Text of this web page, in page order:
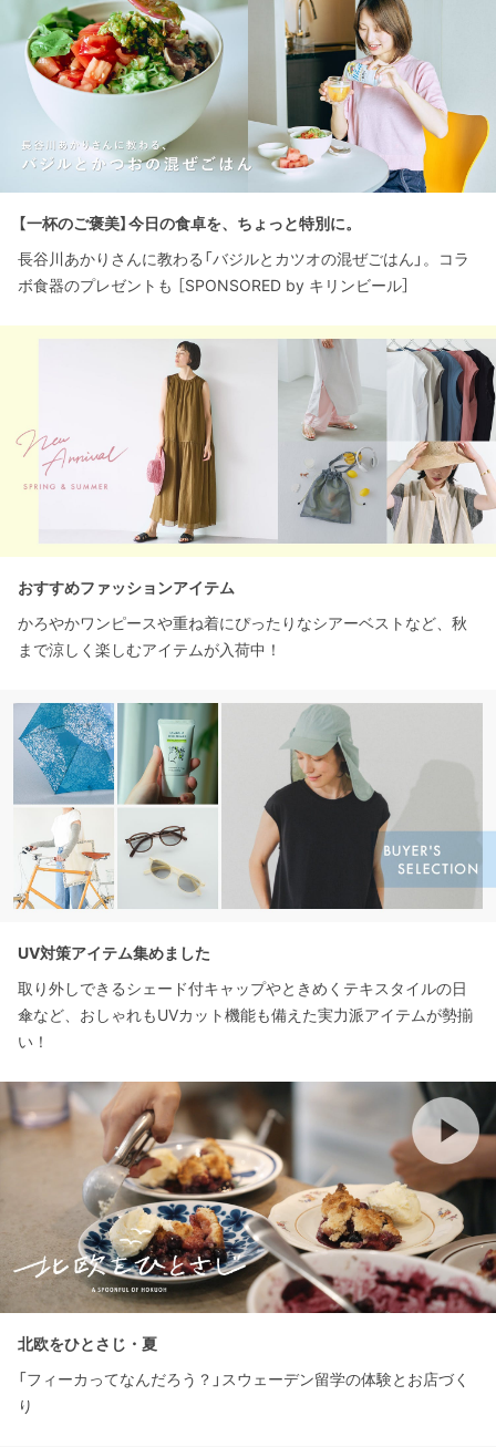
【一杯のご褒美】今日の食卓を、ちょっと特別に。
長谷川あかりさんに教わる「バジルとカツオの混ぜごはん」。コラ
ボ食器のプレゼントも ［SPONSORED by キリンビール］
おすすめファッションアイテム
かろやかワンピースや重ね着にぴったりなシアーベストなど、秋
まで涼しく楽しむアイテムが入荷中！
UV対策アイテム集めました
取り外しできるシェード付キャップやときめくテキスタイルの日
傘など、おしゃれもUVカット機能も備えた実力派アイテムが勢揃
い！
北欧をひとさじ・夏
「フィーカってなんだろう？」スウェーデン留学の体験とお店づく
り